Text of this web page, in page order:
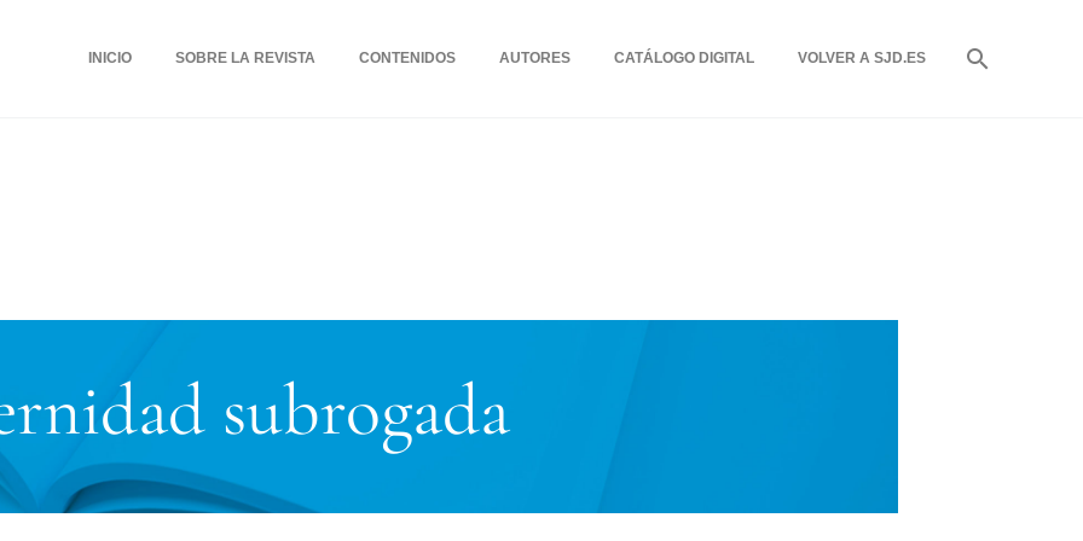
INICIO SOBRE LA REVISTA CONTENIDOS AUTORES CATÁLOGO DIGITAL VOLVER A SJD.ES
subrogada